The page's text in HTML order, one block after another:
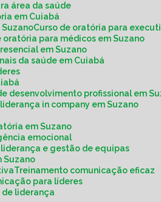
área da saúde
em Cuiabá
Suzano
Curso de oratória para
oratória para médicos em Suzano
em Suzano
da saúde em Cuiabá
de desenvolvimento profissional em
liderança in company em Suzano
em Suzano
emocional
liderança e gestão de equipas
Suzano
Treinamento comunicação eficaz
para líderes
de liderança